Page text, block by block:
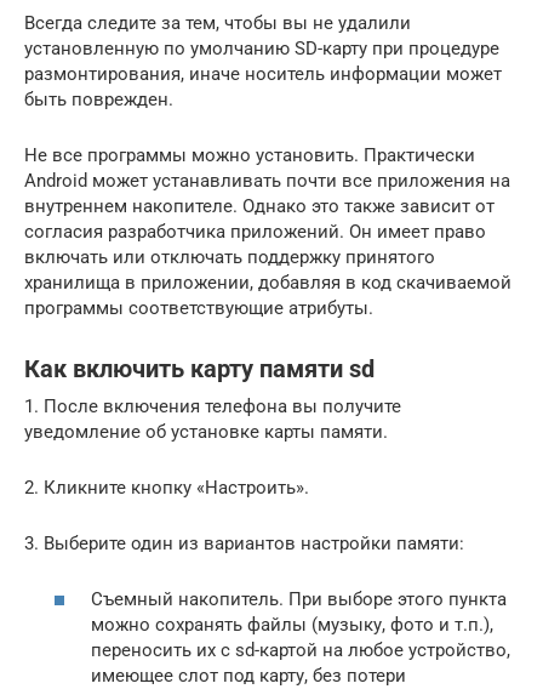
Всегда следите за тем, чтобы вы не удалили
установленную по умолчанию SD-карту при процедуре
размонтирования, иначе носитель информации может
быть поврежден.
Не все программы можно установить. Практически
Android может устанавливать почти все приложения на
внутреннем накопителе. Однако это также зависит от
согласия разработчика приложений. Он имеет право
включать или отключать поддержку принятого
хранилища в приложении, добавляя в код скачиваемой
программы соответствующие атрибуты.
Как включить карту памяти sd
1. После включения телефона вы получите
уведомление об установке карты памяти.
2. Кликните кнопку «Настроить».
3. Выберите один из вариантов настройки памяти:
Съемный накопитель. При выборе этого пункта
можно сохранять файлы (музыку, фото и т.п.),
переносить их с sd-картой на любое устройство,
имеющее слот под карту, без потери